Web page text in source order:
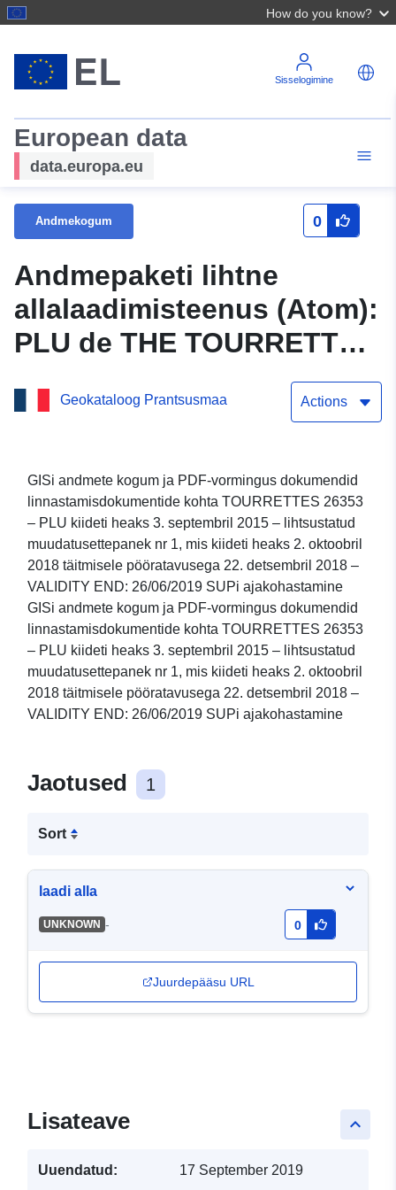
How do you know?
Sisselogimine
European data
data.europa.eu
Andmekogum 0
Andmepaketi lihtne
allalaadimisteenus (Atom):
PLU de THE TOURRETTES
26353 – Lihtsustatud
muudatusettepanek nr
END: 26/06/2019 SUPi
ajakohastamine
Geokataloog Prantsusmaa Actions
GISi andmete kogum ja PDF-vormingus dokumendid
linnastamisdokumentide kohta TOURRETTES 26353
– PLU kiideti heaks 3. septembril 2015 – lihtsustatud
muudatusettepanek nr 1, mis kiideti heaks 2. oktoobril
2018 täitmisele pööratavusega 22. detsembril 2018 –
VALIDITY END: 26/06/2019 SUPi ajakohastamine
GISi andmete kogum ja PDF-vormingus dokumendid
linnastamisdokumentide kohta TOURRETTES 26353
– PLU kiideti heaks 3. septembril 2015 – lihtsustatud
muudatusettepanek nr 1, mis kiideti heaks 2. oktoobril
2018 täitmisele pööratavusega 22. detsembril 2018 –
VALIDITY END: 26/06/2019 SUPi ajakohastamine
Jaotused 1
Sort
laadi alla
UNKNOWN - 0
Juurdepääsu URL
keyboard_arrow_up
Lisateave
Uuendatud: 17 September 2019